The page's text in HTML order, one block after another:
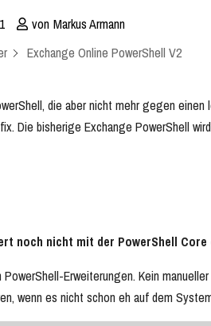
von Markus Armann
Exchange Online PowerShell V2
die aber nicht mehr gegen
Die bisherige Exchange PowerShell
noch nicht mit der PowerShell Core
Erweiterungen. Kein
wenn es nicht schon eh auf dem